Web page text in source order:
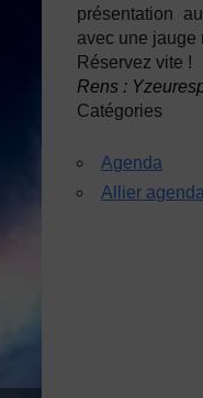
présentation
avec une jauge
Réservez vite !
Rens :
Catégories
Agenda
Allier agenda